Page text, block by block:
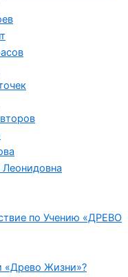
по Учению «ДРЕВО
«Древо Жизни»?